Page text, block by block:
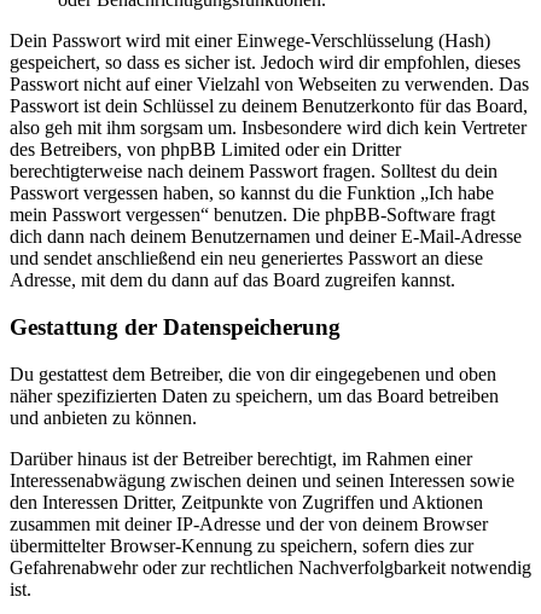
Dein Passwort wird mit einer Einwege-Verschlüsselung (Hash)
gespeichert, so dass es sicher ist. Jedoch wird dir empfohlen, dieses
Passwort nicht auf einer Vielzahl von Webseiten zu verwenden. Das
Passwort ist dein Schlüssel zu deinem Benutzerkonto für das Board,
also geh mit ihm sorgsam um. Insbesondere wird dich kein Vertreter
des Betreibers, von phpBB Limited oder ein Dritter
berechtigterweise nach deinem Passwort fragen. Solltest du dein
Passwort vergessen haben, so kannst du die Funktion „Ich habe
mein Passwort vergessen“ benutzen. Die phpBB-Software fragt
dich dann nach deinem Benutzernamen und deiner E-Mail-Adresse
und sendet anschließend ein neu generiertes Passwort an diese
Adresse, mit dem du dann auf das Board zugreifen kannst.
Gestattung der Datenspeicherung
Du gestattest dem Betreiber, die von dir eingegebenen und oben
näher spezifizierten Daten zu speichern, um das Board betreiben
und anbieten zu können.
Darüber hinaus ist der Betreiber berechtigt, im Rahmen einer
Interessenabwägung zwischen deinen und seinen Interessen sowie
den Interessen Dritter, Zeitpunkte von Zugriffen und Aktionen
zusammen mit deiner IP-Adresse und der von deinem Browser
übermittelter Browser-Kennung zu speichern, sofern dies zur
Gefahrenabwehr oder zur rechtlichen Nachverfolgbarkeit notwendig
ist.